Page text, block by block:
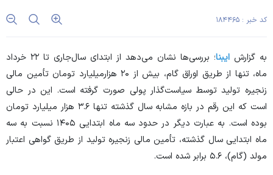
کد خبر : ۱۸۴۴۶۵
به گزارش ایبنا
؛ بررسی‌ها نشان می‌دهد از ابتدای سال‌جاری تا ۲۲ خرداد
ماه، تنها از طریق اوراق گام، بیش از ۲۰ هزارمیلیارد تومان تأمین مالی
زنجیره تولید توسط سیاست‌گذار پولی صورت گرفته است. این در حالی
است که این رقم در بازه مشابه سال گذشته تنها ۳.۶ هزار میلیارد تومان
بوده است. به عبارت دیگر در حدود سه ماه ابتدایی ۱۴۰۵ نسبت به سه
ماه ابتدایی سال گذشته، تأمین مالی زنجیره تولید از طریق گواهی اعتبار
مولد (گام)، ۵.۶ برابر شده است.